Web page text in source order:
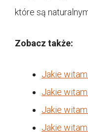
które są
Zobacz także:
Jakie
Jakie
Jakie
Jakie